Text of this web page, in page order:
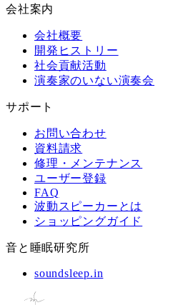
会社案内
会社概要
開発ヒストリー
社会貢献活動
演奏家のいない演奏会
サポート
お問い合わせ
資料請求
修理・メンテナンス
ユーザー登録
FAQ
波動スピーカーとは
ショッピングガイド
音と睡眠研究所
soundsleep.in